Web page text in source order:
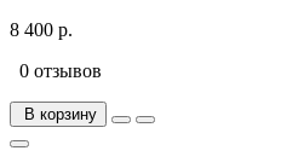
8 400 р.
0 отзывов
В корзину